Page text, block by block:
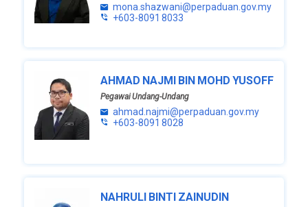
mona.shazwani@perpaduan.gov.my
+603-8091 8033
AHMAD NAJMI BIN MOHD YUSOFF
Pegawai Undang-Undang
ahmad.najmi@perpaduan.gov.my
+603-8091 8028
NAHRULI BINTI ZAINUDIN